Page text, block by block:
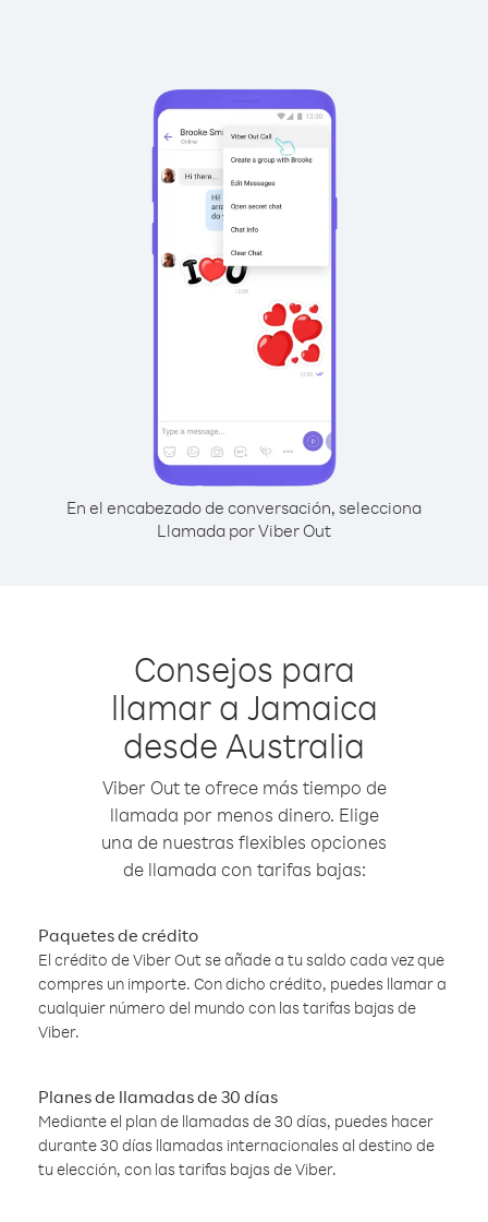
En el encabezado de conversación, selecciona
Llamada por Viber Out
Consejos para
llamar a Jamaica
desde Australia
Viber Out te ofrece más tiempo de
llamada por menos dinero. Elige
una de nuestras flexibles opciones
de llamada con tarifas bajas:
Paquetes de crédito
El crédito de Viber Out se añade a tu saldo cada vez que
compres un importe. Con dicho crédito, puedes llamar a
cualquier número del mundo con las tarifas bajas de
Viber.
Planes de llamadas de 30 días
Mediante el plan de llamadas de 30 días, puedes hacer
durante 30 días llamadas internacionales al destino de
tu elección, con las tarifas bajas de Viber.